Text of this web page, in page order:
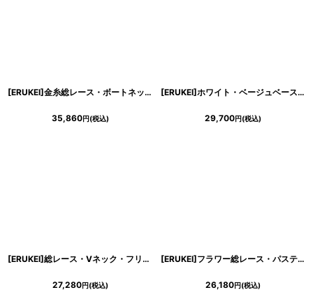
[ERUKEI]金糸総レース・ボートネック・フレア・五分袖・Aライン・ミディアム・ドレス・ワンピース[山崎みどり・薗田杏奈着用]《送料＆代引き手数料無料》 mypkbk
35,860円(税込)
[ERUKEI]ホワイト・ベージュベース・総レース・フレア・長袖・Aライン・ミディアムドレス・ワンピース[山崎みどり着用]《送料＆代引き手数料無料》
29,700円(税込)
[ERUKEI]総レース・Vネック・フリル・ハイウエスト・Aライン・ショート丈・ミニドレス・ワンピース[MIRIN・関あいか着用]《送料＆代引き手数料無料》
27,280円(税込)
[ERUKEI]フラワー総レース・パステル・ハイウエスト・ノースリーブ・マーメイドライン・ミディアムドレス・ワンピース[山崎みどり・黒木麗奈・MIRIN着用]《送料＆代引き手数料無料》mypkpl
26,180円(税込)